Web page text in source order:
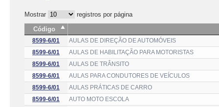
Mostrar
registros por página
Código
8599-6/01
AULAS DE DIREÇÃO DE AUTOMÓVEIS
8599-6/01
AULAS DE HABILITAÇÃO PARA MOTORISTAS
8599-6/01
AULAS DE TRÂNSITO
8599-6/01
AULAS PARA CONDUTORES DE VEÍCULOS
8599-6/01
AULAS PRÁTICAS DE CARRO
8599-6/01
AUTO MOTO ESCOLA